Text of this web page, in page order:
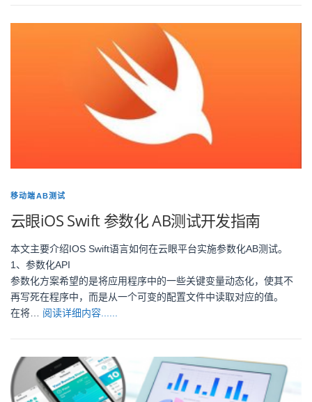
移动端AB测试
云眼iOS Swift 参数化 AB测试开发指南
本文主要介绍IOS Swift语言如何在云眼平台实施参数化AB测试。
1、参数化API
参数化方案希望的是将应用程序中的一些关键变量动态化，使其不
再写死在程序中，而是从一个可变的配置文件中读取对应的值。
在将… 阅读详细内容......